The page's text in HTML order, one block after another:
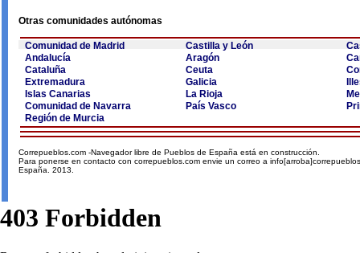
Otras comunidades autónomas
Comunidad de Madrid Castilla y León
Andalucía
Aragón
Cataluña
Ceuta
Extremadura
Galicia
Islas Canarias
La Rioja
Comunidad de Navarra
País Vasco
Región de Murcia
Correpueblos.com -Navegador libre de Pueblos de España está en construcción.
Para ponerse en contacto con correpueblos.com envie un correo a
España. 2013.